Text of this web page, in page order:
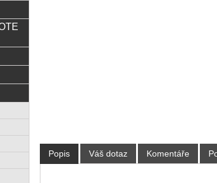
Popis Váš dotaz Komentáře